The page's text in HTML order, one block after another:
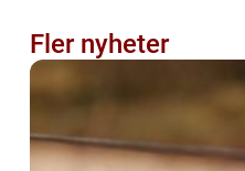
Fler nyheter